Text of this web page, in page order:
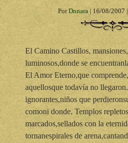
PorDnnara | 16/08/2007 |
El Camino Castillos,
luminosos,donde se
El Amor Eterno,que
aquellosque todavía no
ignorantes,niños que
comoni donde. Templos
marcados,sellados con la
tornanespirales de